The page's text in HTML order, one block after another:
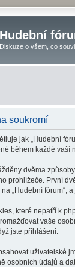
Hudební
Diskuze o všem, co
soukromí
jak „Hudební
během každé vaší
dvěma
prohlížeče. První
„Hudební fórum“,
které nepatří k
vaše
jste přihlášeni.
uživatelské
osobních údajů a